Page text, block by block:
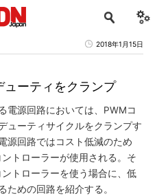
2018年1月15日
ューティをクランプ
電源回路においては、PWMコ
ューティサイクルをクランプす
源回路ではコスト低減のため
トローラーが使用される。そ
トローラーを使う場合に、低
ための回路を紹介する。